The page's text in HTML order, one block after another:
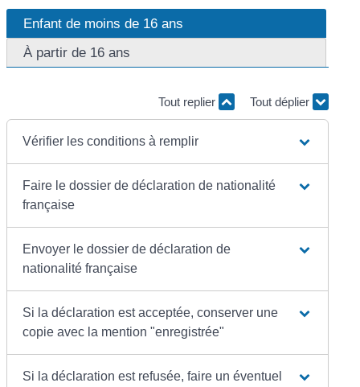
Enfant de moins de 16 ans
À partir de 16 ans
Tout replier Tout déplier
Vérifier les conditions à remplir
Faire le dossier de déclaration de nationalité
française
Envoyer le dossier de déclaration de
nationalité française
Si la déclaration est acceptée, conserver une
copie avec la mention "enregistrée"
Si la déclaration est refusée, faire un éventuel